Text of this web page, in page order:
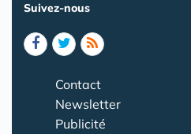
Suivez-nous
Contact
Newsletter
Publicité